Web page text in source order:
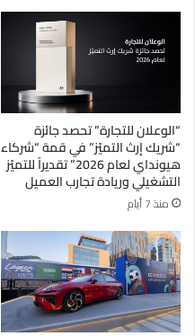
“الوعلان للتجارة” تحصد جائزة
“شريك إرث التميّز” في قمة “شركاء
هيونداي لعام 2026” تقديراً للتميّز
التشغيلي وريادة تجارب العميل
منذ 7 أيام